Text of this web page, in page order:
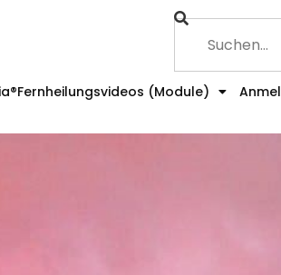
(Module)